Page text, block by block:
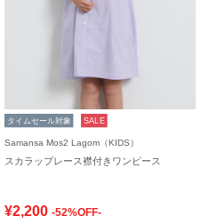
タイムセール対象 SALE
Samansa Mos2 Lagom（KIDS）
スカラップレース襟付きワンピース
¥2,200 -52%OFF-